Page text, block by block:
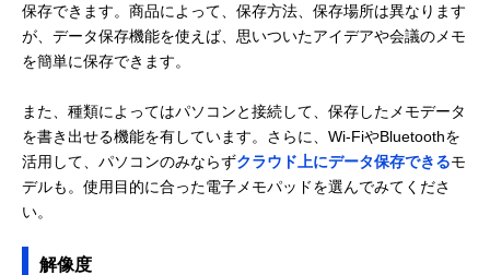
保存できます。商品によって、保存方法、保存場所は異なります
が、データ保存機能を使えば、思いついたアイデアや会議のメモ
を簡単に保存できます。
また、種類によってはパソコンと接続して、保存したメモデータ
を書き出せる機能を有しています。さらに、Wi-FiやBluetoothを
活用して、パソコンのみならずクラウド上にデータ保存できるモ
デルも。使用目的に合った電子メモパッドを選んでみてくださ
い。
解像度